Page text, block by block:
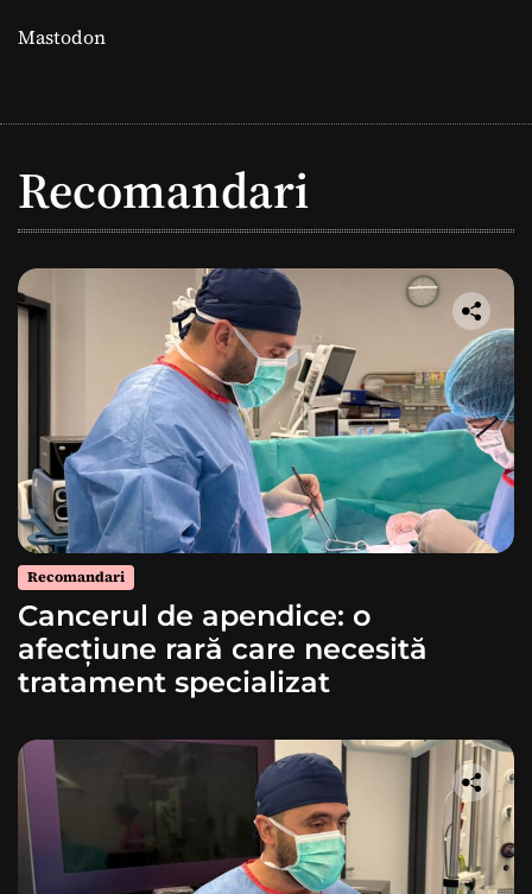
Mastodon
Recomandari
Recomandari
Cancerul de apendice: o
afecțiune rară care necesită
tratament specializat